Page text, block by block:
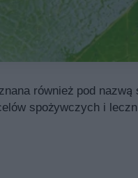
również pod
spożywczych i